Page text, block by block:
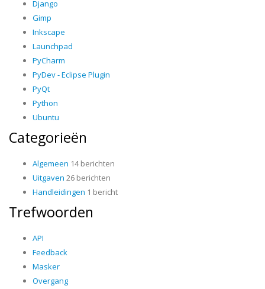
Django
Gimp
Inkscape
Launchpad
PyCharm
PyDev - Eclipse Plugin
PyQt
Python
Ubuntu
Categorieën
Algemeen 14 berichten
Uitgaven 26 berichten
Handleidingen 1 bericht
Trefwoorden
API
Feedback
Masker
Overgang